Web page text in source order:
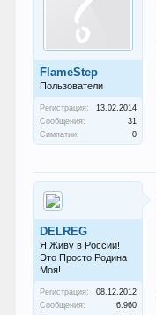
FlameStep
Пользователи
Регистрация:
13.02.2014
Сообщения:
31
Симпатии:
0
DELREG
Я Живу в России!
Это Просто Родина
Моя!
Регистрация:
08.12.2012
Сообщения:
6.960